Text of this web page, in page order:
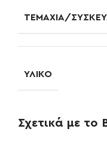
ΤΕΜΆΧΙΑ/
ΥΛΙΚΌ
Σχετικά με το